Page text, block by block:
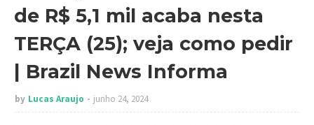
de R$ 5,1 mil acaba nesta
TERÇA (25); veja como pedir
| Brazil News Informa
by Lucas Araujo junho 24, 2024